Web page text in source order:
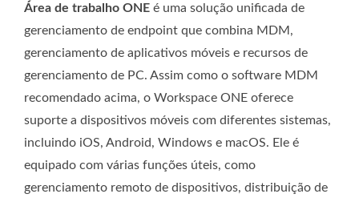
Área de trabalho ONE é uma solução unificada de
gerenciamento de endpoint que combina MDM,
gerenciamento de aplicativos móveis e recursos de
gerenciamento de PC. Assim como o software MDM
recomendado acima, o Workspace ONE oferece
suporte a dispositivos móveis com diferentes sistemas,
incluindo iOS, Android, Windows e macOS. Ele é
equipado com várias funções úteis, como
gerenciamento remoto de dispositivos, distribuição de